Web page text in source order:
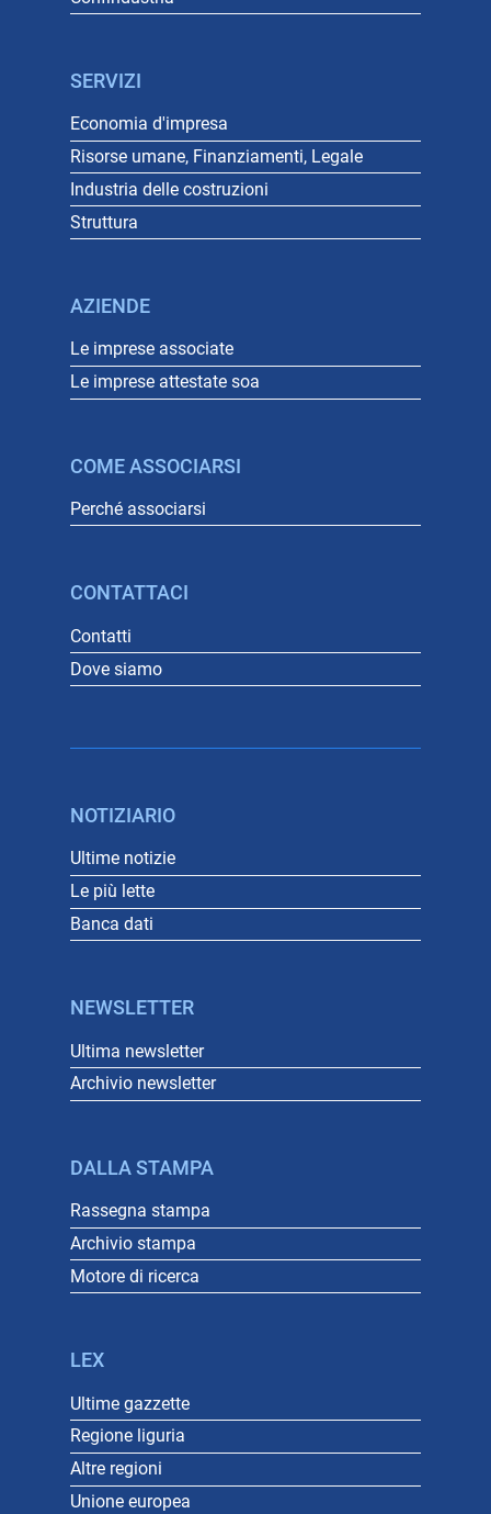
SERVIZI
Economia d'impresa
Risorse umane, Finanziamenti, Legale
Industria delle costruzioni
Struttura
AZIENDE
Le imprese associate
Le imprese attestate soa
COME ASSOCIARSI
Perché associarsi
CONTATTACI
Contatti
Dove siamo
NOTIZIARIO
Ultime notizie
Le più lette
Banca dati
NEWSLETTER
Ultima newsletter
Archivio newsletter
DALLA STAMPA
Rassegna stampa
Archivio stampa
Motore di ricerca
LEX
Ultime gazzette
Regione liguria
Altre regioni
Unione europea